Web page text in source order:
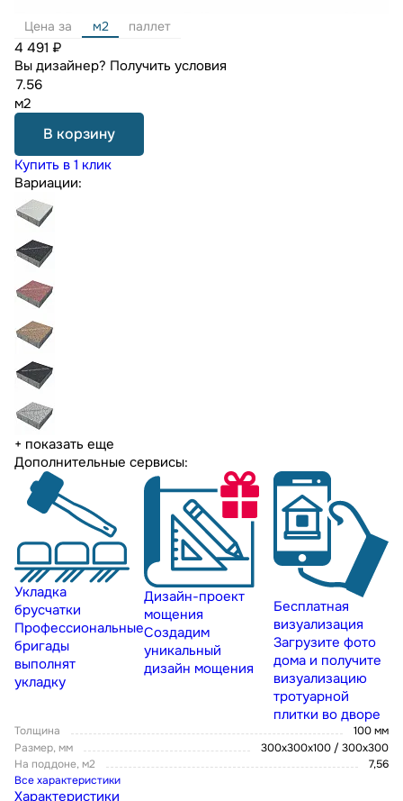
Цена за м2 паллет
4 491 ₽
Вы дизайнер? Получить условия
м2
В корзину
Купить в 1 клик
Вариации:
+ показать еще
Дополнительные сервисы:
Укладка
брусчатки
Профессиональные
бригады
выполнят
укладку
Дизайн-проект
мощения
Создадим
уникальный
дизайн мощения
Бесплатная
визуализация
Загрузите фото
дома и получите
визуализацию
тротуарной
плитки во дворе
Толщина
100 мм
Размер, мм
300х300х100 / 300х300
На поддоне, м2
7,56
Все характеристики
Характеристики